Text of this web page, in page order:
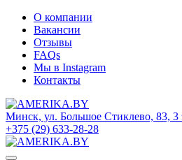
О компании
Вакансии
Отзывы
FAQs
Мы в Instagram
Контакты
Минск, ул. Большое Стиклево, 83, 3
+375 (29) 633-28-28